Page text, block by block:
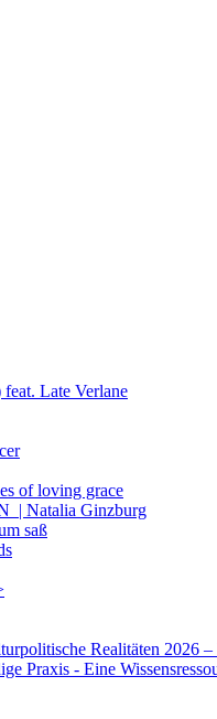
Late Verlane
of loving grace
| Natalia Ginzburg
saß
Realitäten 2026
Praxis - Eine